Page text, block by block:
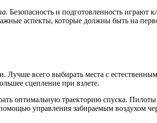
Безопасность и подготовленность играют
аспекты, которые должны быть на
Лучше всего выбирать места с
сцепление при взлете.
оптимальную траекторию спуска.
управления забираемым воздухом